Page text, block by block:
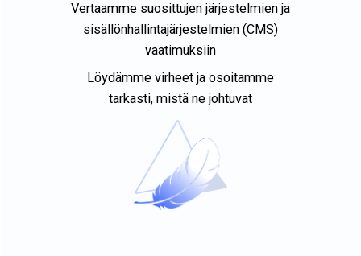
Vertaamme suosittujen järjestelmien ja
sisällönhallintajärjestelmien (CMS)
vaatimuksiin
Löydämme virheet ja osoitamme
tarkasti, mistä ne johtuvat